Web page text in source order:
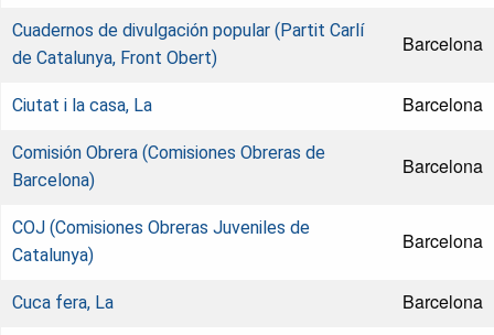
Cuadernos de divulgación popular (Partit Carlí
de Catalunya, Front Obert)
Barcelona
Ciutat i la casa, La Barcelona
Comisión Obrera (Comisiones Obreras de
Barcelona)
Barcelona
COJ (Comisiones Obreras Juveniles de
Catalunya)
Barcelona
Cuca fera, La Barcelona